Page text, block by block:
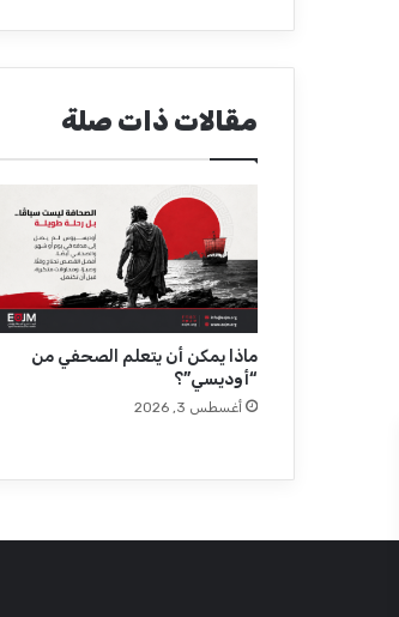
ل
ا
ص
ا
ل
إ
ع
ا
ق
ة
ن
مقالات ذات صلة
ماذا يمكن أن يتعلم الصحفي من
“أوديسي”؟
أغسطس 3, 2026